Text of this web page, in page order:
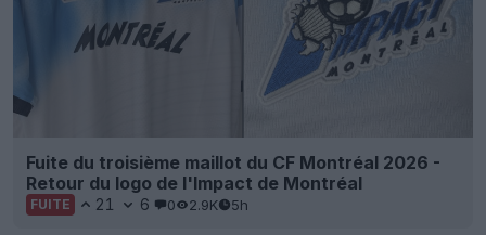
Fuite du troisième maillot du CF Montréal 2026 -
Retour du logo de l'Impact de Montréal
FUITE 21 6 0 2.9K 5h